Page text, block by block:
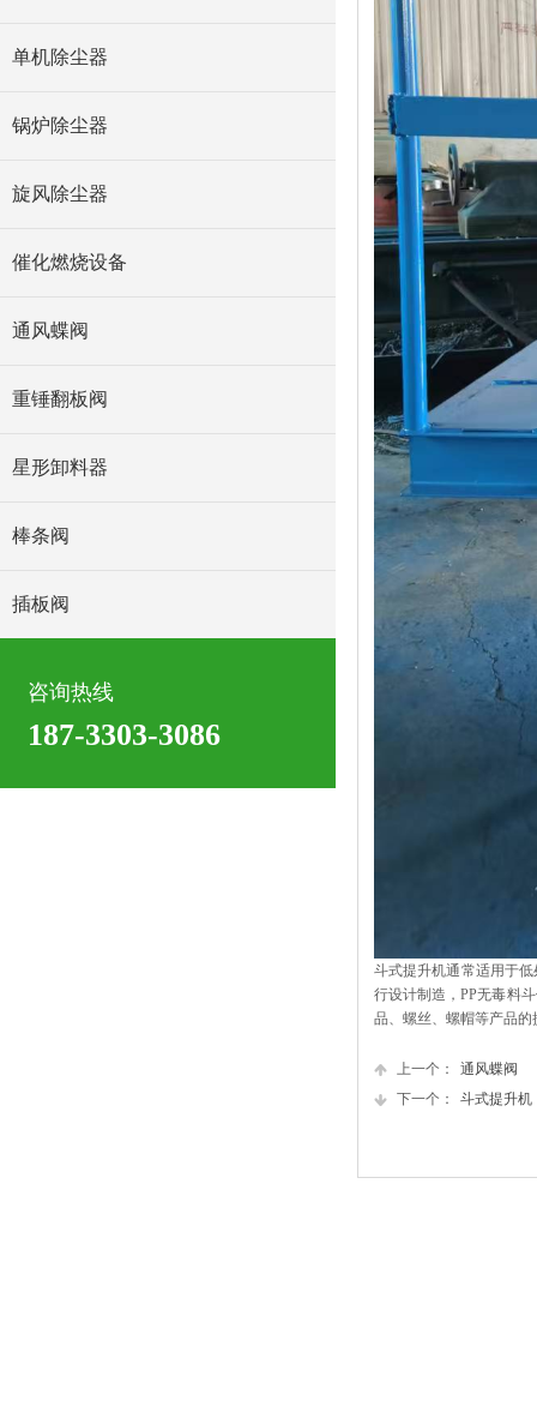
斗式提升机通常适用于
行设计制造，PP无毒料
品、螺丝、螺帽等产品
上一个：
通风蝶阀
下一个：
斗式提升机
单机除尘器
锅炉除尘器
旋风除尘器
催化燃烧设备
通风蝶阀
重锤翻板阀
星形卸料器
棒条阀
插板阀
咨询热线
187-3303-3086